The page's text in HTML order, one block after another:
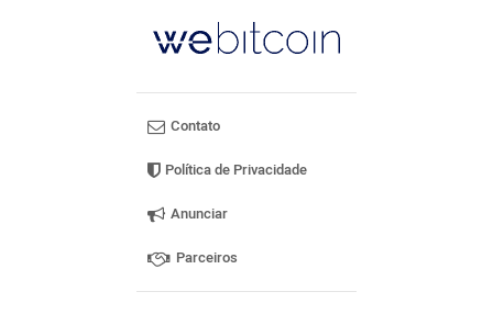
Contato
Política de Privacidade
Anunciar
Parceiros